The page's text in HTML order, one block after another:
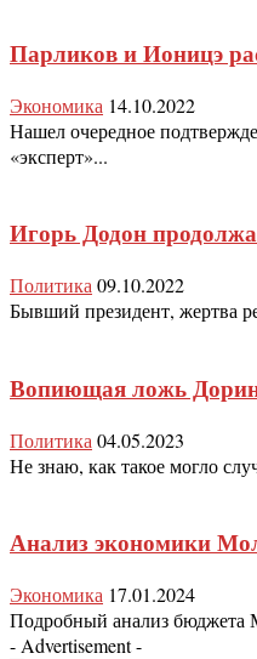
Парликов и Ионицэ
Экономика 14.10.2022
Нашел очередное
«эксперт»...
Игорь Додон
Политика 09.10.2022
Бывший президент, жертва
Вопиющая ложь
Политика 04.05.2023
Не знаю, как такое могло
Анализ экономики
Экономика 17.01.2024
Подробный анализ бюджета
- Advertisement -